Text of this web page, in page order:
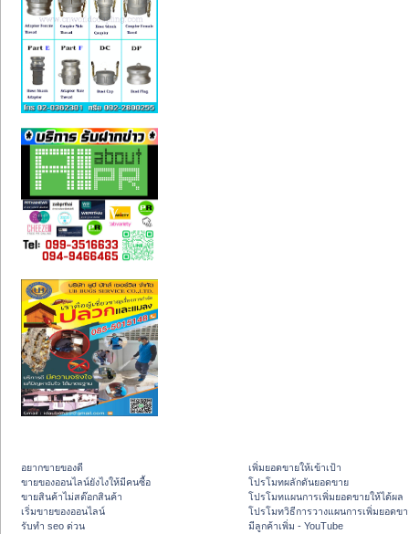
อยากขายของดี
ขายของออนไลน์ยังไงให้มีคนซื้อ
ขายสินค้าไม่สต๊อกสินค้า
เริ่มขายของออนไลน์
รับทำ seo ด่วน
เพิ่มยอดขายให้เข้าเป้า
โปรโมทผลักดันยอดขาย
โปรโมทแผนการเพิ่มยอดขายให้ได้ผล
โปรโมทวิธีการวางแผนการเพิ่มยอดข
มีลูกค้าเพิ่ม - YouTube